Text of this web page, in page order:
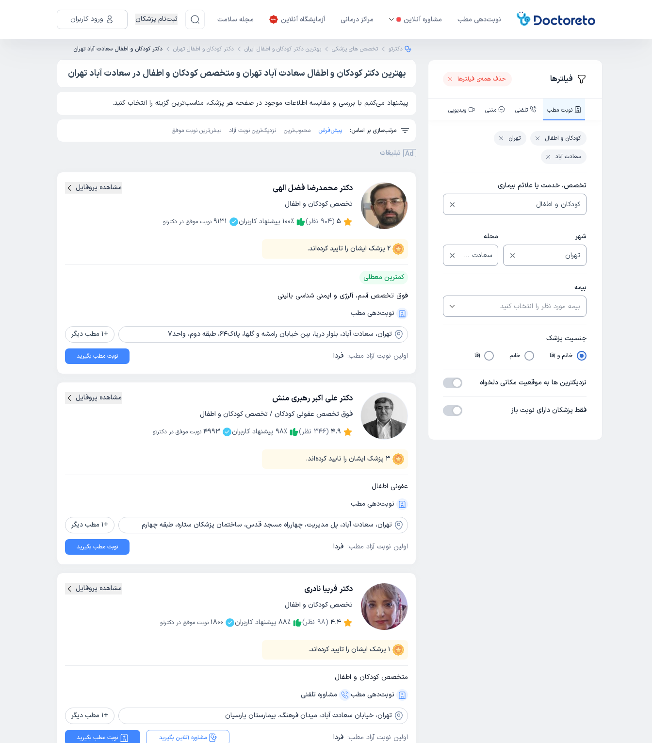
نوبت‌دهی مطب مشاوره آنلاین مراکز درمانی آزمایشگاه آنلاین مجله سلامت ثبت‌نام پزشکان ورود کاربران
دکترتو تخصص های پزشکی بهترین دکتر کودکان و اطفال ایران دکتر کودکان و اطفال تهران دکتر کودکان و اطفال سعادت آباد تهران
بهترین دکتر کودکان و اطفال سعادت آباد تهران و متخصص کودکان و اطفال در سعادت آباد تهران
پیشنهاد می‌کنیم با بررسی و مقایسه اطلاعات موجود در صفحه هر پزشک، مناسب‌ترین گزینه را انتخاب کنید.
مرتب‌سازی بر اساس: پیش‌فرض محبوب‌ترین نزدیک‌ترین نوبت آزاد بیش‌ترین نوبت موفق
دکتر محمدرضا فضل الهی
تخصص کودکان و اطفال
5
(
904 نظر) 100٪ پیشنهاد کاربران 9131 نوبت موفق در دکترتو
2 پزشک ایشان را تایید کرده‌اند.
مشاهده پروفایل
کمترین معطلی
فوق تخصص آسم، آلرژی و ایمنی شناسی بالینی
نوبت‌دهی مطب
تهران، سعادت آباد، بلوار دریا، بین خیابان رامشه و گلها، پلاک64، طبقه دوم، واحد7 +
1 مطب دیگر
اولین نوبت آزاد مطب: فردا نوبت مطب بگیرید
دکتر علی اکبر رهبری منش
فوق تخصص عفونی کودکان / تخصص کودکان و اطفال
4.9
(
346 نظر) 98٪ پیشنهاد کاربران 4993 نوبت موفق در دکترتو
3 پزشک ایشان را تایید کرده‌اند.
مشاهده پروفایل
عفونی اطفال
نوبت‌دهی مطب
تهران، سعادت آباد، پل مدیریت، چهارراه مسجد قدس، ساختمان پزشکان ستاره، طبقه چهارم +
1 مطب دیگر
اولین نوبت آزاد مطب: فردا نوبت مطب بگیرید
دکتر فریبا نادری
تخصص کودکان و اطفال
4.4
(
98 نظر) 88٪ پیشنهاد کاربران 1800 نوبت موفق در دکترتو
1 پزشک ایشان را تایید کرده‌اند.
مشاهده پروفایل
متخصص کودکان و اطفال
نوبت‌دهی مطب
مشاوره‌ تلفنی
تهران، خیابان سعادت آباد، میدان فرهنگ، بیمارستان پارسیان +
1 مطب دیگر
اولین نوبت آزاد مطب: فردا مشاوره آنلاین بگیرید نوبت مطب بگیرید
Ad تبلیغات
فیلترها حذف همه‌ی فیلتر‌ها
نوبت‌ مطب تلفنی متنی ویدیویی
کودکان و اطفال تهران
سعادت آباد
تخصص، خدمت یا علائم بیماری
شهر محله
بیمه
جنسیت پزشک
خانم و آقا خانم آقا
نزدیکترین ها به موقعیت مکانی دلخواه
فقط پزشکان دارای نوبت باز